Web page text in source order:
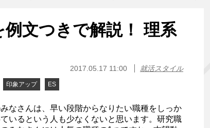
文つきで解説！ 理系
2017.05.17 11:00 就活スタイル
印象アップ ES
なさんは、早い段階からなりたい職種をしっか
ているという人も少なくないと思います。研究職